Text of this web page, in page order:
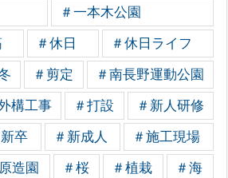
＃一本木公園
＃休日 ＃休日ライフ
＃剪定 ＃南長野運動公園
構工事 ＃打設 ＃新人研修
新卒 ＃新成人 ＃施工現場
造園 ＃桜 ＃植栽 ＃海